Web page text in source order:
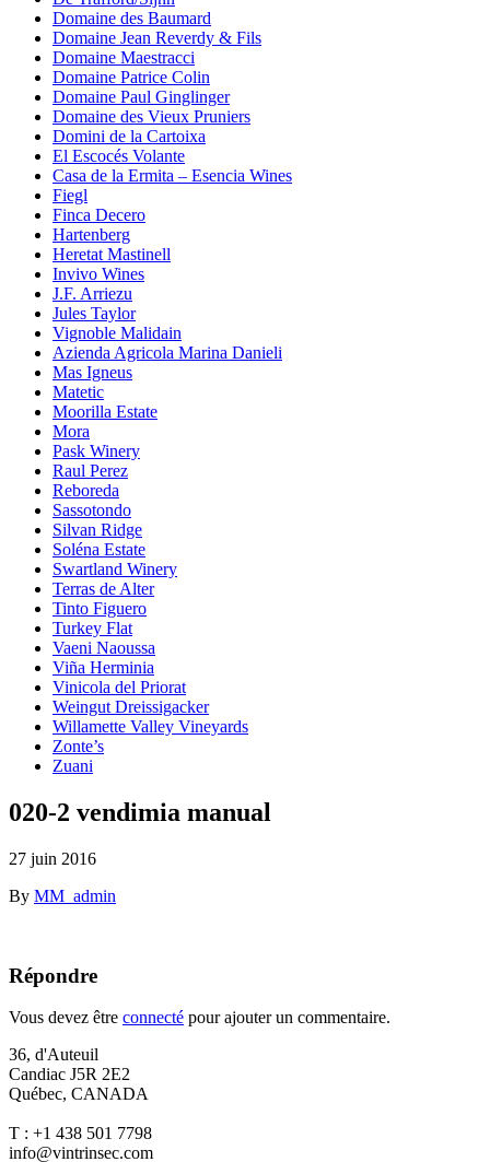
Domaine des Baumard
Domaine Jean Reverdy & Fils
Domaine Maestracci
Domaine Patrice Colin
Domaine Paul Ginglinger
Domaine des Vieux Pruniers
Domini de la Cartoixa
El Escocés Volante
Casa de la Ermita – Esencia Wines
Fiegl
Finca Decero
Hartenberg
Heretat Mastinell
Invivo Wines
J.F. Arriezu
Jules Taylor
Vignoble Malidain
Azienda Agricola Marina Danieli
Mas Igneus
Matetic
Moorilla Estate
Mora
Pask Winery
Raul Perez
Reboreda
Sassotondo
Silvan Ridge
Soléna Estate
Swartland Winery
Terras de Alter
Tinto Figuero
Turkey Flat
Vaeni Naoussa
Viña Herminia
Vinicola del Priorat
Weingut Dreissigacker
Willamette Valley Vineyards
Zonte’s
Zuani
020-2 vendimia manual
27 juin 2016
By MM_admin
Répondre
Vous devez être connecté pour ajouter un commentaire.
36, d'Auteuil
Candiac J5R 2E2
Québec, CANADA
T : +1 438 501 7798
info@vintrinsec.com